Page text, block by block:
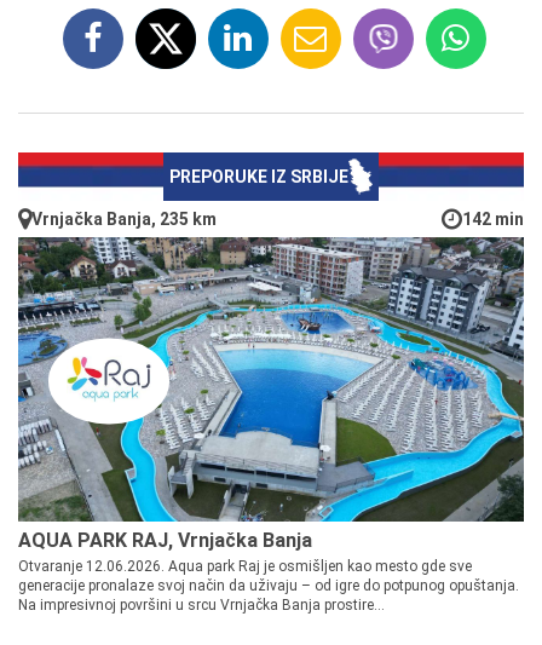
PREPORUKE IZ SRBIJE
Vrnjačka Banja, 235 km 142 min
AQUA PARK RAJ, Vrnjačka Banja
Otvaranje 12.06.2026. Aqua park Raj je osmišljen kao mesto gde sve
generacije pronalaze svoj način da uživaju – od igre do potpunog opuštanja.
Na impresivnoj površini u srcu Vrnjačka Banja prostire...